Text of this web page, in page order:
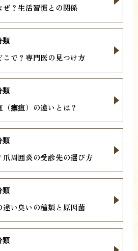
？生活習慣との関係
こで？専門医の見つけ方
類
瘭疽）の違いとは？
類
爪周囲炎の受診先の選び方
類
い臭いの種類と原因菌
類
類